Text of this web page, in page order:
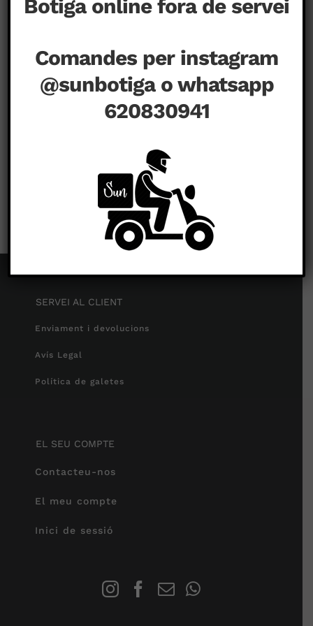
SERVEI AL CLIENT
Enviament i devolucions
Avís Legal
Política de galetes
EL SEU COMPTE
Contacteu-nos
El meu compte
Inici de sessió
Botiga online fora de servei
Comandes per instagram
@sunbotiga o whatsapp
620830941